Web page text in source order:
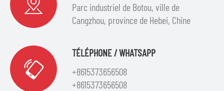
Parc industriel de Botou, ville de
Cangzhou, province de Hebei, Chine
TÉLÉPHONE / WHATSAPP
+8615373656508
+8615373656508